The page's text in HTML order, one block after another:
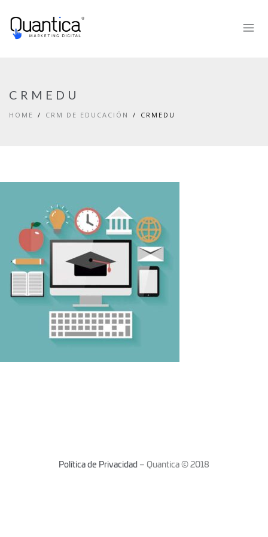
CRMEDU
HOME CRM DE EDUCACIÓN CRMEDU
Política de Privacidad – Quantica © 2018